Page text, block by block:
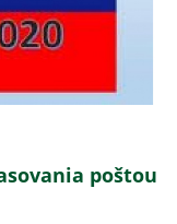
poštou